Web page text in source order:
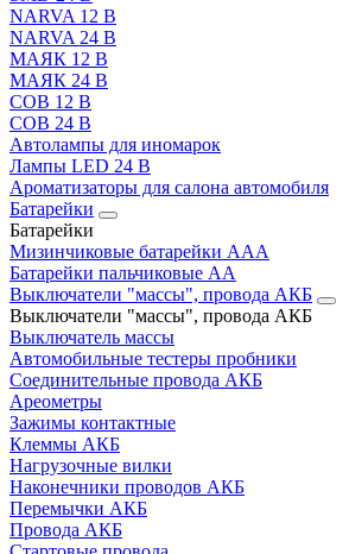
NARVA 12 В
NARVA 24 В
МАЯК 12 В
МАЯК 24 В
COB 12 В
COB 24 В
Автолампы для иномарок
Лампы LED 24 B
Ароматизаторы для салона автомобиля
Батарейки
Батарейки
Мизинчиковые батарейки AAA
Батарейки пальчиковые АА
Выключатели "массы", провода АКБ
Выключатели "массы", провода АКБ
Выключатель массы
Автомобильные тестеры пробники
Соединительные провода АКБ
Ареометры
Зажимы контактные
Клеммы АКБ
Нагрузочные вилки
Наконечники проводов АКБ
Перемычки АКБ
Провода АКБ